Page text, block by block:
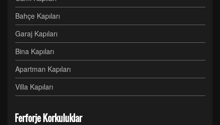
Bahçe Kapıları
Garaj Kapıları
Bina Kapıları
Apartman Kapıları
Villa Kapıları
Ferforje Korkuluklar